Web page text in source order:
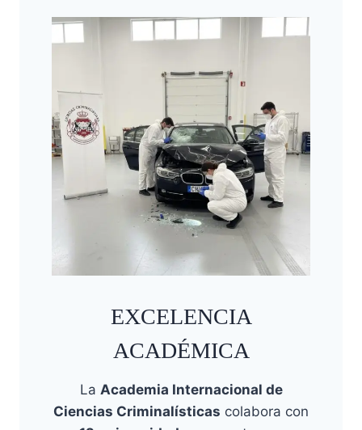
EXCELENCIA
ACADÉMICA
La Academia Internacional de
Ciencias Criminalísticas colabora con